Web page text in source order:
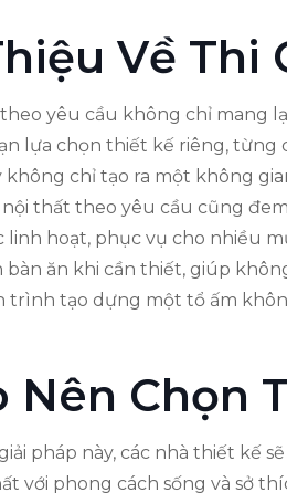
Về Thi
yêu cầu không chỉ mang
lựa chọn thiết kế riêng,
không chỉ tạo ra một không
nội thất theo yêu cầu cũng
hoạt, phục vụ cho nhiều
ăn khi cần thiết, giúp
trình tạo dựng một tổ ấm
Nên Chọn
pháp này, các nhà thiết kế
với phong cách sống và sở